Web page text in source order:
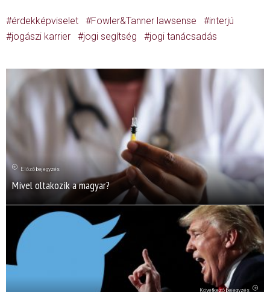
érdekképviselet Fowler&Tanner lawsense
interjú
jogászi karrier
jogi segítség jogi tanácsadás
Előző bejegyzés
Mivel oltakozik a magyar?
Következő bejegyzés